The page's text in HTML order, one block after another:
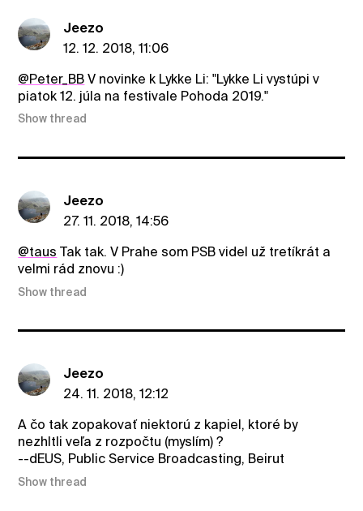
Jeezo
12. 12. 2018, 11:06
@Peter_BB V novinke k Lykke Li: "Lykke Li vystúpi v
piatok 12. júla na festivale Pohoda 2019."
Show thread
Jeezo
27. 11. 2018, 14:56
@taus Tak tak. V Prahe som PSB videl už tretíkrát a
velmi rád znovu :)
Show thread
Jeezo
24. 11. 2018, 12:12
A čo tak zopakovať niektorú z kapiel, ktoré by
nezhltli veľa z rozpočtu (myslím) ?
--dEUS, Public Service Broadcasting, Beirut
Show thread